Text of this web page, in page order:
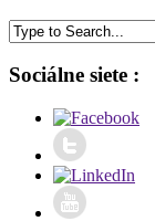
Sociálne siete :